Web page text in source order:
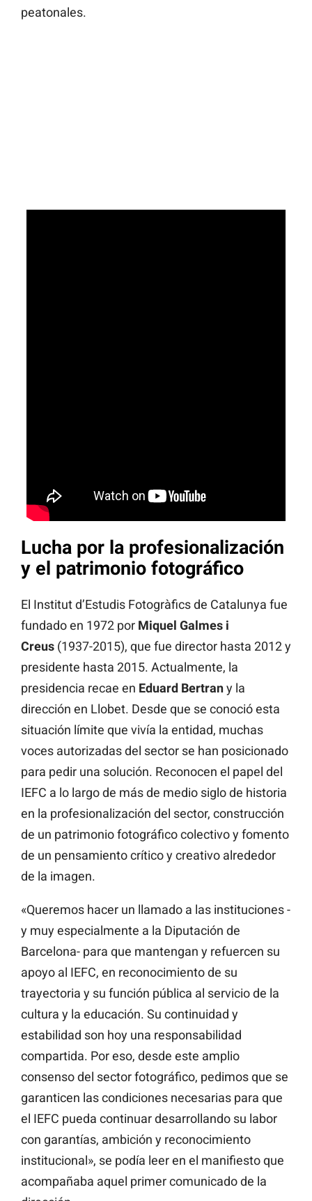
peatonales.
Lucha por la profesionalización
y el patrimonio fotográfico
El Institut d’Estudis Fotogràfics de Catalunya fue
fundado en 1972 por Miquel Galmes i
Creus (1937-2015), que fue director hasta 2012 y
presidente hasta 2015. Actualmente, la
presidencia recae en Eduard Bertrany la
dirección en Llobet. Desde que se conoció esta
situación límite que vivía la entidad, muchas
voces autorizadas del sector se han posicionado
para pedir una solución. Reconocen el papel del
IEFC a lo largo de más de medio siglo de historia
en la profesionalización del sector, construcción
de un patrimonio fotográfico colectivo y fomento
de un pensamiento crítico y creativo alrededor
de la imagen.
«Queremos hacer un llamado a las instituciones -
y muy especialmente a la Diputación de
Barcelona- para que mantengan y refuercen su
apoyo al IEFC, en reconocimiento de su
trayectoria y su función pública al servicio de la
cultura y la educación. Su continuidad y
estabilidad son hoy una responsabilidad
compartida. Por eso, desde este amplio
consenso del sector fotográfico, pedimos que se
garanticen las condiciones necesarias para que
el IEFC pueda continuar desarrollando su labor
con garantías, ambición y reconocimiento
institucional», se podía leer en el manifiesto que
acompañaba aquel primer comunicado de la